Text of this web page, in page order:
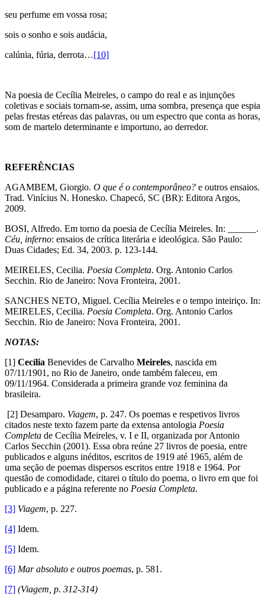
seu perfume em vossa rosa;
sois o sonho e sois audácia,
calúnia, fúria, derrota…[10]
Na poesia de Cecília Meireles, o campo do real e as injunções
coletivas e sociais tornam-se, assim, uma sombra, presença que espia
pelas frestas etéreas das palavras, ou um espectro que conta as horas,
som de martelo determinante e importuno, ao derredor.
REFERÊNCIAS
AGAMBEM, Giorgio. O que é o contemporâneo? e outros ensaios.
Trad. Vinícius N. Honesko. Chapecó, SC (BR): Editora Argos,
2009.
BOSI, Alfredo. Em torno da poesia de Cecília Meireles. In: ______.
Céu, inferno: ensaios de crítica literária e ideológica. São Paulo:
Duas Cidades; Ed. 34, 2003. p. 123-144.
MEIRELES, Cecilia. Poesia Completa. Org. Antonio Carlos
Secchin. Rio de Janeiro: Nova Fronteira, 2001.
SANCHES NETO, Miguel. Cecília Meireles e o tempo inteiriço. In:
MEIRELES, Cecilia. Poesia Completa. Org. Antonio Carlos
Secchin. Rio de Janeiro: Nova Fronteira, 2001.
NOTAS:
[1] Cecília Benevides de Carvalho Meireles, nascida em
07/11/1901, no Rio de Janeiro, onde também faleceu, em
09/11/1964. Considerada a primeira grande voz feminina da
brasileira.
[2] Desamparo. Viagem, p. 247. Os poemas e respetivos livros
citados neste texto fazem parte da extensa antologia Poesia
Completa de Cecília Meireles, v. I e II, organizada por Antonio
Carlos Secchin (2001). Essa obra reúne 27 livros de poesia, entre
publicados e alguns inéditos, escritos de 1919 até 1965, além de
uma seção de poemas dispersos escritos entre 1918 e 1964. Por
questão de comodidade, citarei o título do poema, o livro em que foi
publicado e a página referente no Poesia Completa.
[3] Viagem, p. 227.
[4] Idem.
[5] Idem.
[6] Mar absoluto e outros poemas, p. 581.
[7] (Viagem, p. 312-314)